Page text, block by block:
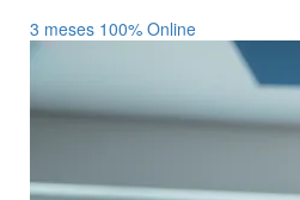
3 meses 100% Online